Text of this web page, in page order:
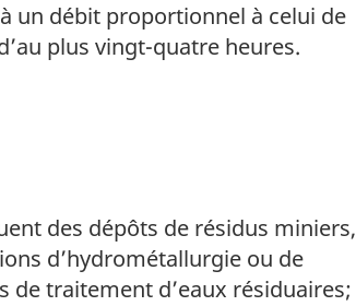
un débit proportionnel à celui de
plus vingt-quatre heures.
des dépôts de résidus miniers,
d’hydrométallurgie ou de
de traitement d’eaux résiduaires;